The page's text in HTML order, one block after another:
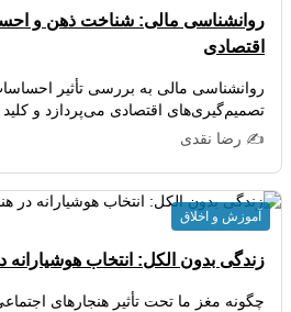
روانشناسی مالی: شناخت ذهن و
اقتصادی
روانشناسی مالی به بررسی تأثیر
تصمیم‌گیری‌های اقتصادی می‌پردازد و
✍️ رضا نقدی
زندگی بدون الکل: انتخاب هوشیارانه
چگونه مغز ما تحت تأثیر هنجارهای
آموزش و اخلاق